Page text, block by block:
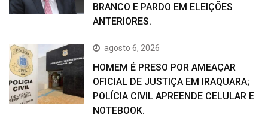
BRANCO E PARDO EM ELEIÇÕES
ANTERIORES.
agosto 6, 2026
HOMEM É PRESO POR AMEAÇAR
OFICIAL DE JUSTIÇA EM IRAQUARA;
POLÍCIA CIVIL APREENDE CELULAR E
NOTEBOOK.